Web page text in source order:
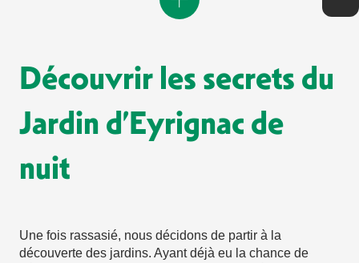
Découvrir les secrets du
Jardin d’Eyrignac de
nuit
Une fois rassasié, nous décidons de partir à la
découverte des jardins. Ayant déjà eu la chance de